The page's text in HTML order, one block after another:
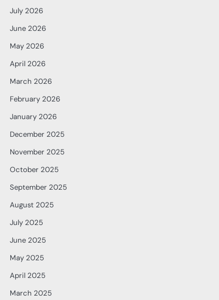
July 2026
June 2026
May 2026
April 2026
March 2026
February 2026
January 2026
December 2025
November 2025
October 2025
September 2025
August 2025
July 2025
June 2025
May 2025
April 2025
March 2025